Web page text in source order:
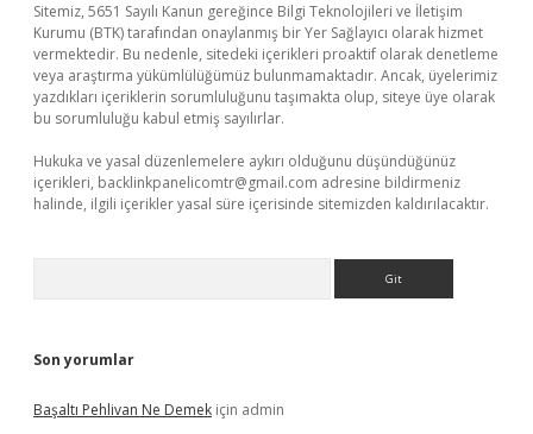
Sitemiz, 5651 Sayılı Kanun gereğince Bilgi Teknolojileri ve İletişim
Kurumu (BTK) tarafından onaylanmış bir Yer Sağlayıcı olarak hizmet
vermektedir. Bu nedenle, sitedeki içerikleri proaktif olarak denetleme
veya araştırma yükümlülüğümüz bulunmamaktadır. Ancak, üyelerimiz
yazdıkları içeriklerin sorumluluğunu taşımakta olup, siteye üye olarak
bu sorumluluğu kabul etmiş sayılırlar.
Hukuka ve yasal düzenlemelere aykırı olduğunu düşündüğünüz
içerikleri, backlinkpanelicomtr@gmail.com adresine bildirmeniz
halinde, ilgili içerikler yasal süre içerisinde sitemizden kaldırılacaktır.
Son yorumlar
Başaltı Pehlivan Ne Demek için admin